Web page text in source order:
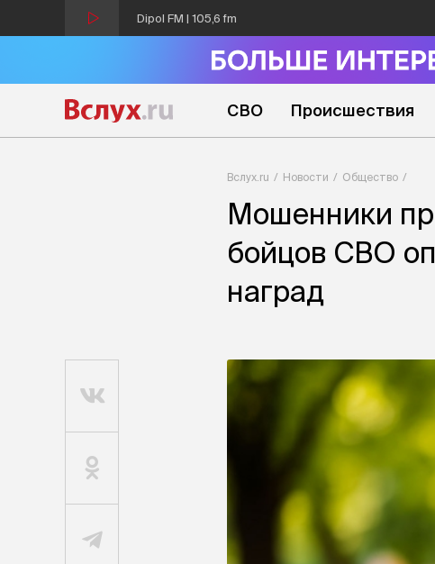
Dipol FM | 105,6 fm
СВО Происшествия
Вслух.ru Новости Общество
Мошенники
бойцов СВО
наград